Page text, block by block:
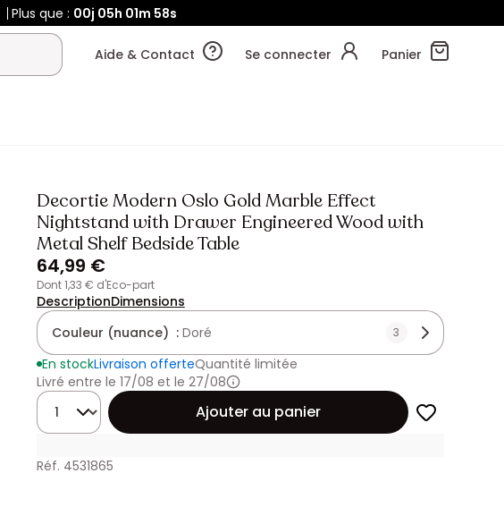
Plus que : 00j 05h 01m 58s
Aide & Contact Se connecter Panier
Decortie Modern Oslo Gold Marble Effect
Nightstand with Drawer Engineered Wood with
Metal Shelf Bedside Table
64,99 €
dont 1,33 € d'Eco-part
DescriptionDimensions
Couleur (nuance) : Doré 3
En stockLivraison offerteQuantité limitée
Livré entre le 17/08 et le 27/08
Quantité
Ajouter au panier
Réf. 4531865